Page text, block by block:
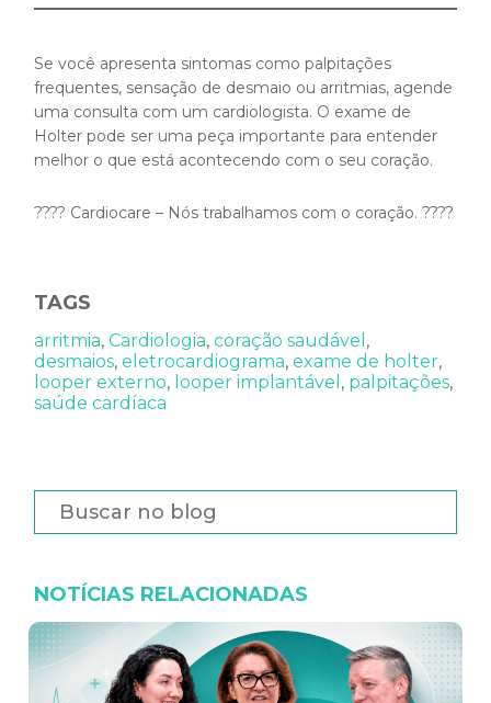
Se você apresenta sintomas como palpitações
frequentes, sensação de desmaio ou arritmias, agende
uma consulta com um cardiologista. O exame de
Holter pode ser uma peça importante para entender
melhor o que está acontecendo com o seu coração.
???? Cardiocare – Nós trabalhamos com o coração. ????
TAGS
arritmia,Cardiologia,coração saudável ,
desmaios,eletrocardiograma,exame de holter,
looper externo, looper implantável , palpitações,
saúde cardíaca
NOTÍCIAS RELACIONADAS